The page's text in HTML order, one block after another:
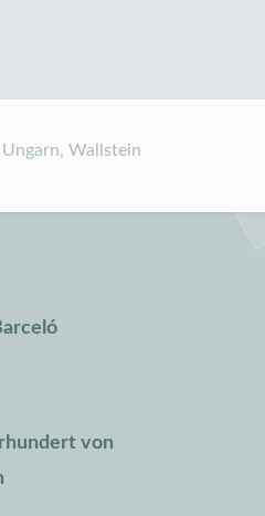
Ungarn,Wallstein
von